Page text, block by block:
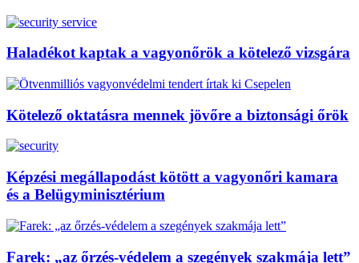
Haladékot kaptak a vagyonőrök a kötelező vizsgára
Kötelező oktatásra mennek jövőre a biztonsági őrök
Képzési megállapodást kötött a vagyonőri kamara
és a Belügyminisztérium
Farek: „az őrzés-védelem a szegények szakmája lett”